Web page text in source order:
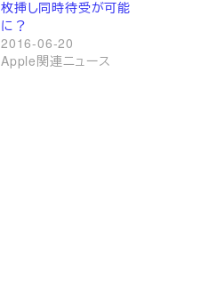
枚挿し同時待受が可能
に？
2016-06-20
Apple関連ニュース